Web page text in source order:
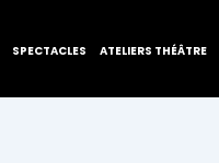
SPECTACLES ATELIERS THÉÂTRE